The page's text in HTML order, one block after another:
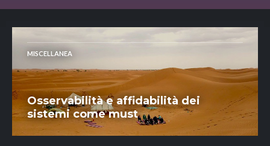
MISCELLANEA
Osservabilità e affidabilità dei
sistemi come must